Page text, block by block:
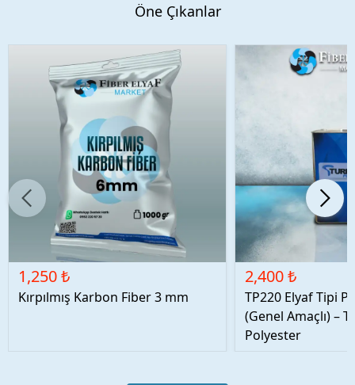
Öne Çıkanlar
1,250 ₺
Kırpılmış Karbon Fiber 3 mm
2,400 ₺
TP220 Elyaf Tipi
(Genel Amaçlı) –
Polyester